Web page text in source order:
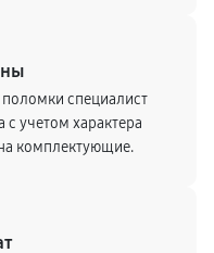
специалист
учетом характера
комплектующие.